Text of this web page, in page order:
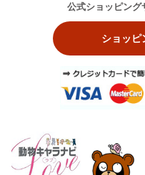
公式ショッピング
ショッピ